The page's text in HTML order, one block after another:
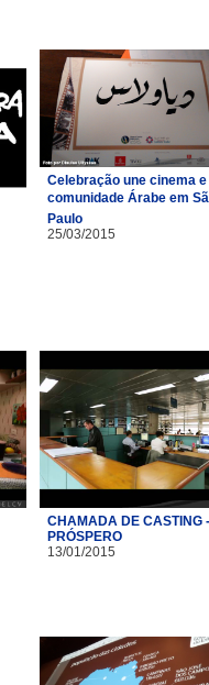
Celebração une cinema e
comunidade Árabe em
Paulo
25/03/2015
CHAMADA DE CASTING -
PRÓSPERO
13/01/2015